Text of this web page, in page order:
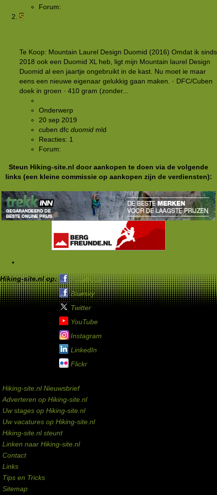
Forum:
S
Te Koop: Mountain Laurel Design Duomid (2016) Omdat ik sinds
2018 ook een Duomid XL heb, ligt mijn Mountain laurel Design
Duomid al een jaartje ongebruikt in de kast. Nu moet ie maar
eens een nieuwe eigenaar gelukkig gaan maken. · DFC/Cuben
doek in groen · 410 gram (zonder...
Onderwerp
20 sep 2019
cuben dfc duomid mld
Reacties: 1
Forum:
Steun Hiking-site.nl door aankopen te doen via de volgende
links (een kleine commissie op aankopen zijn de verdiensten):
Hiking-site.nl op:
Facebook
Bluesky
Twitter
YouTube
Instagram
LinkedIn
Flickr
Hiking-site.nl Nieuwsbrief
Adverteren op Hiking-site.nl
Uw stages op Hiking-site.nl
Uw vacatures op Hiking-site.nl
Hiking-site.nl steunt
Linken naar Hiking-site.nl
Contact
Links
Tips en Tricks
Sitemap